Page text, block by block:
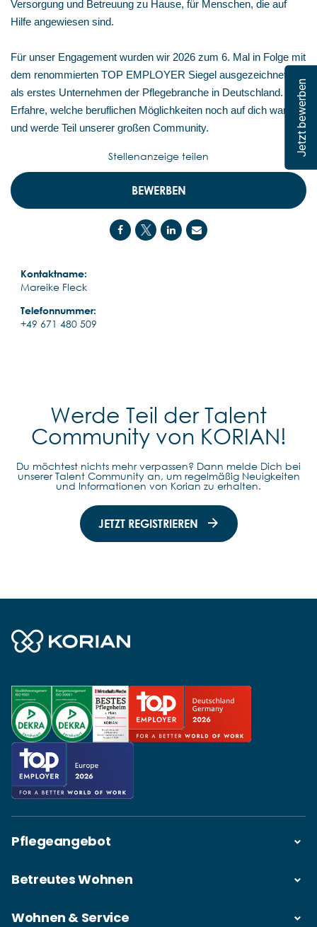
Jetzt bewerben
Versorgung und Betreuung zu Hause, für Menschen, die auf
Hilfe angewiesen sind.
Für unser Engagement wurden wir 2026 zum 6. Mal in Folge mit
dem renommierten TOP EMPLOYER Siegel ausgezeichnet –
als erstes Unternehmen der Pflegebranche in Deutschland.
Erfahre, welche beruflichen Möglichkeiten noch auf dich warten,
und werde Teil unserer großen Community.
BEWERBEN
Kontaktname:
Mareike Fleck
Telefonnummer:
+49 671 480 509
Stellenanzeige teilen
Werde Teil der Talent
Community von KORIAN!
Du möchtest nichts mehr verpassen? Dann melde Dich bei
unserer Talent Community an, um regelmäßig Neuigkeiten
und Informationen von Korian zu erhalten.
JETZT REGISTRIEREN
Pflegeangebot
Betreutes Wohnen
Wohnen & Service